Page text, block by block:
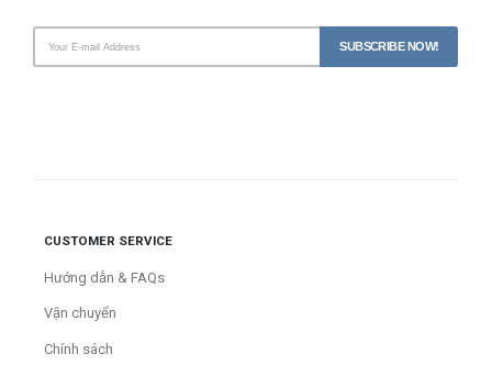
CUSTOMER SERVICE
Hướng dẫn & FAQs
Vận chuyển
Chính sách